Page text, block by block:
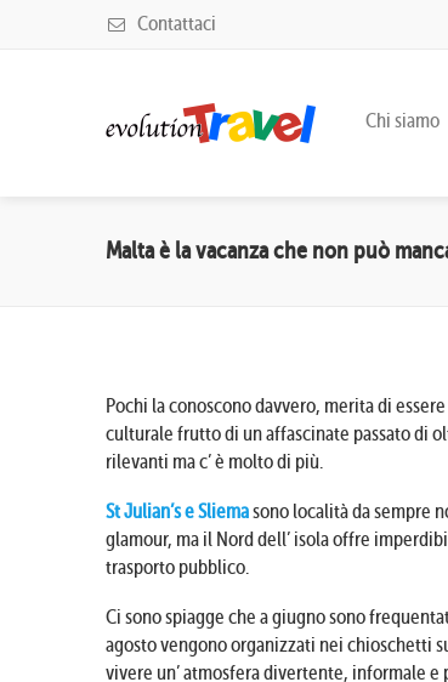
Contattaci
Chi siamo
Malta è la vacanza che non può
Pochi la conoscono davvero, merita di
culturale frutto di un affascinate passato di
rilevanti ma c’ è molto di più.
St Julian’s e Sliemasono località da sempre
glamour, ma il Nord dell’ isola offre
trasporto pubblico.
Ci sono spiagge che a giugno sono
agosto vengono organizzati nei chioschetti
vivere un’ atmosfera divertente, informale